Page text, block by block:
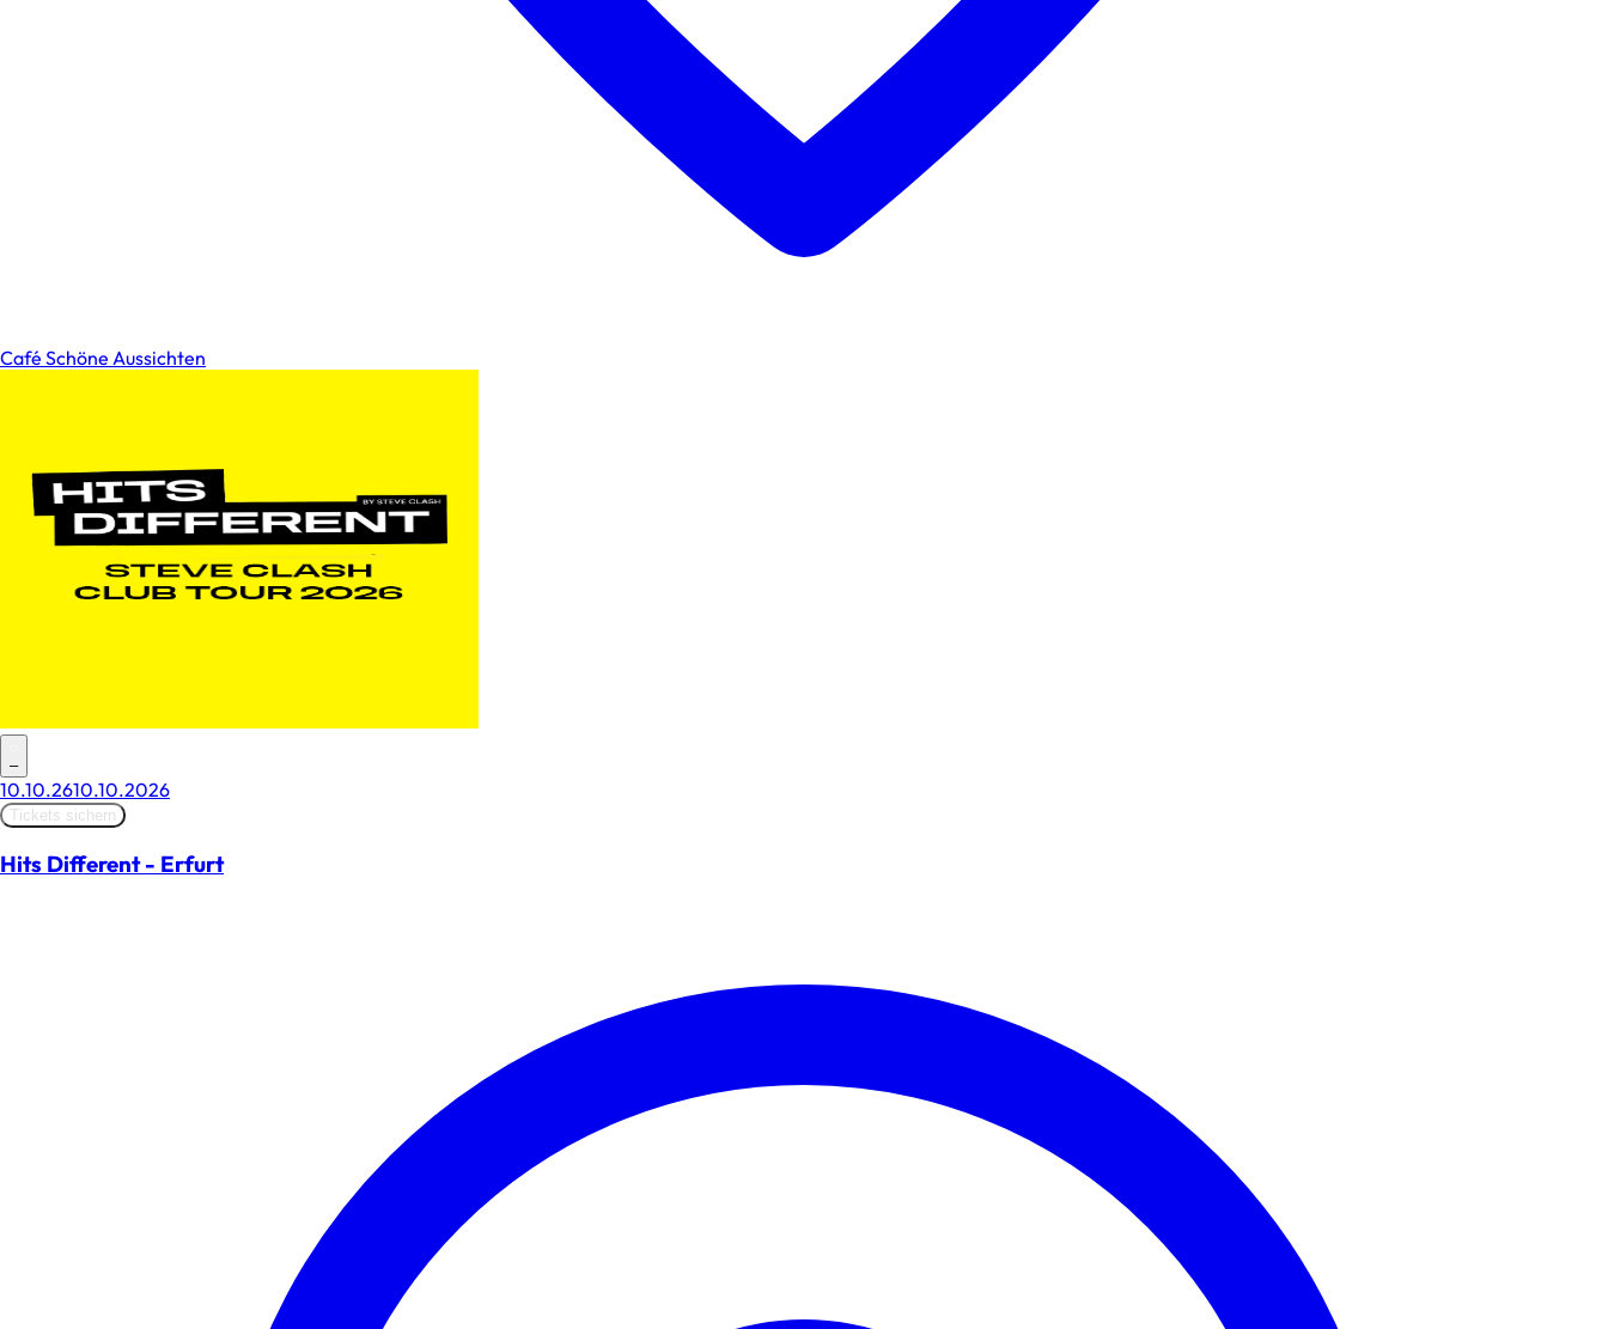
Café Schöne Aussichten
–
10.10.2610.10.2026
Tickets sichern
Hits Different - Erfurt